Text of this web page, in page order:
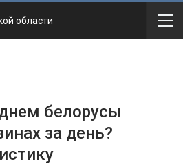
области
белорусы
за день?